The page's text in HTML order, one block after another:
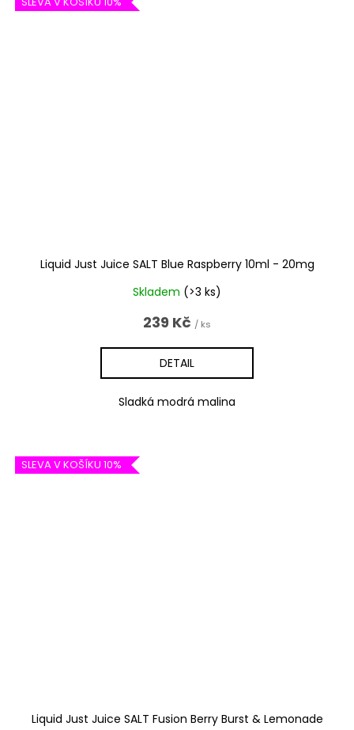
Liquid Just Juice SALT Blue Raspberry 10ml - 20mg
Skladem (>3 ks)
239 Kč / ks
DETAIL
Sladká modrá malina
SLEVA V KOŠÍKU 10%
Liquid Just Juice SALT Fusion Berry Burst & Lemonade